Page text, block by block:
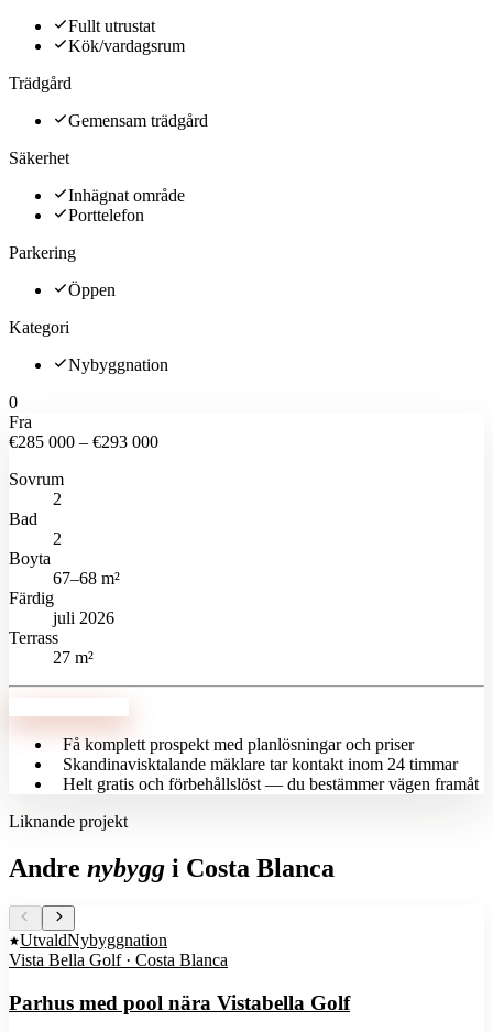
Fullt utrustat
Kök/vardagsrum
Trädgård
Gemensam trädgård
Säkerhet
Inhägnat område
Porttelefon
Parkering
Öppen
Kategori
Nybyggnation
0
Fra
€285 000 – €293 000
Sovrum
2
Bad
2
Boyta
67–68 m²
Färdig
juli 2026
Terrass
27 m²
Få komplett prospekt med planlösningar och priser
Skandinavisktalande mäklare tar kontakt inom 24 timmar
Helt gratis och förbehållslöst — du bestämmer vägen framåt
Liknande projekt
Andre nybygg i Costa Blanca
UtvaldNybyggnation
Vista Bella Golf · Costa Blanca
Parhus med pool nära Vistabella Golf